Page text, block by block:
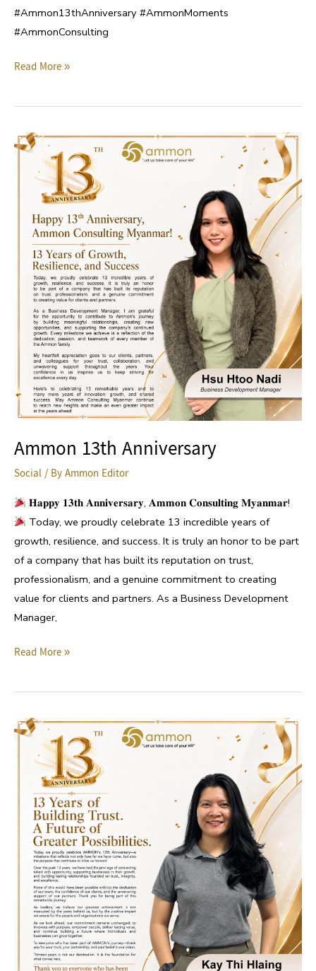
#Ammon13thAnniversary #AmmonMoments
#AmmonConsulting
Read More »
Ammon 13th Anniversary
Social/ ByAmmon Editor
𝐇𝐚𝐩𝐩𝐲 𝟏𝟑𝐭𝐡 𝐀𝐧𝐧𝐢𝐯𝐞𝐫𝐬𝐚𝐫𝐲, 𝐀𝐦𝐦𝐨𝐧 𝐂𝐨𝐧𝐬𝐮𝐥𝐭𝐢𝐧𝐠 𝐌𝐲𝐚𝐧𝐦𝐚𝐫!
Today, we proudly celebrate 13 incredible years of
growth, resilience, and success. It is truly an honor to be part
of a company that has built its reputation on trust,
professionalism, and a genuine commitment to creating
value for clients and partners. As a Business Development
Manager,
Ammon
Anniversary
Read More »
Ammon
Anniversary